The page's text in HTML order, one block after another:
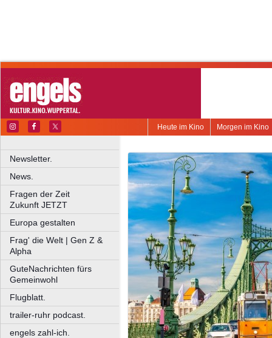
Morgen im Kino
Heute im Kino
Newsletter.
News.
Fragen der Zeit
Zukunft JETZT
Europa gestalten
Frag' die Welt | Gen Z &
Alpha
GuteNachrichten fürs
Gemeinwohl
Flugblatt.
trailer-ruhr podcast.
engels zahl-ich.